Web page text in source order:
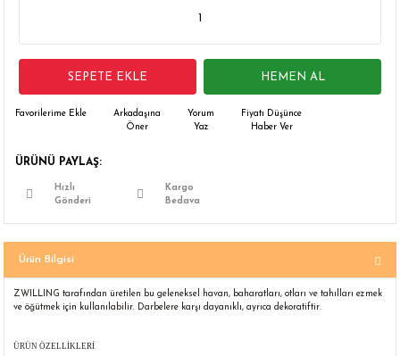
Ocak
Su Sebili
SEPETE EKLE HEMEN AL
Arkadaşına
Öner
Yorum
Yaz
Fiyatı Düşünce
Haber Ver
ÜRÜNÜ PAYLAŞ:
Hızlı
Gönderi
Kargo
Bedava
Ürün Bilgisi
ZWILLING tarafından üretilen bu geleneksel havan, baharatları, otları ve tahılları ezmek
ve öğütmek için kullanılabilir. Darbelere karşı dayanıklı, ayrıca dekoratiftir.
ÜRÜN ÖZELLİKLERİ